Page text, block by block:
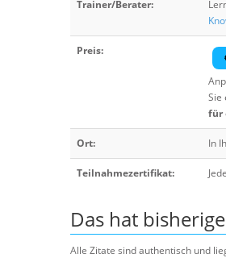
Trainer/Berater:
Preis:
Sie
für
Ort: In
Teilnahmezertifikat:
Das hat
Alle Zitate sind authentisch und